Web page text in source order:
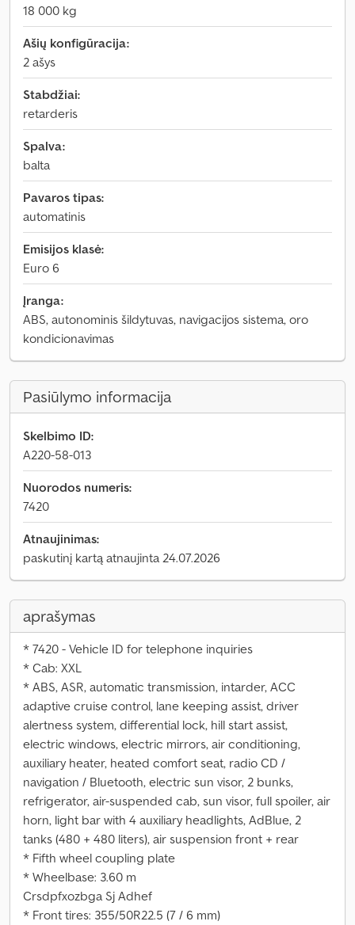
18 000 kg
Ašių konfigūracija:
2 ašys
Stabdžiai:
retarderis
Spalva:
balta
Pavaros tipas:
automatinis
Emisijos klasė:
Euro 6
Įranga:
ABS, autonominis šildytuvas, navigacijos sistema, oro
kondicionavimas
Pasiūlymo informacija
Skelbimo ID:
A220-58-013
Nuorodos numeris:
7420
Atnaujinimas:
paskutinį kartą atnaujinta 24.07.2026
aprašymas
* 7420 - Vehicle ID for telephone inquiries
* Cab: XXL
* ABS, ASR, automatic transmission, intarder, ACC
adaptive cruise control, lane keeping assist, driver
alertness system, differential lock, hill start assist,
electric windows, electric mirrors, air conditioning,
auxiliary heater, heated comfort seat, radio CD /
navigation / Bluetooth, electric sun visor, 2 bunks,
refrigerator, air-suspended cab, sun visor, full spoiler, air
horn, light bar with 4 auxiliary headlights, AdBlue, 2
tanks (480 + 480 liters), air suspension front + rear
* Fifth wheel coupling plate
* Wheelbase: 3.60 m
Crsdpfxozbga Sj Adhef
* Front tires: 355/50R22.5 (7 / 6 mm)